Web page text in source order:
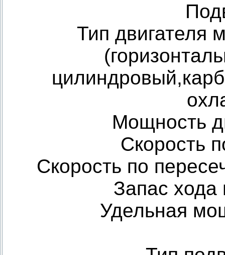
Тип двигателя
Мощность
Скорость
Скорость по
Запас
Удельная